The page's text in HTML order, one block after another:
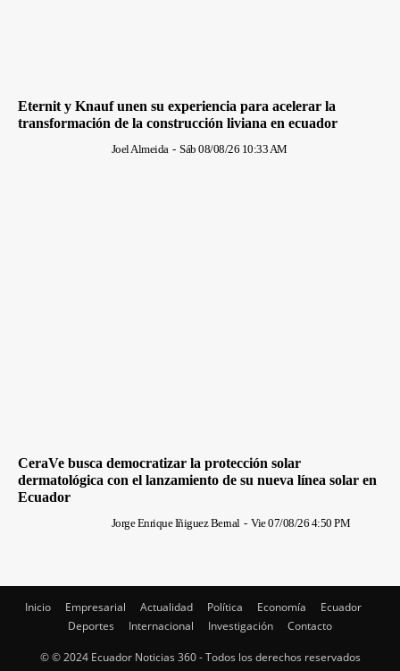
Eternit y Knauf unen su experiencia para acelerar la
transformación de la construcción liviana en ecuador
Joel Almeida - Sáb 08/08/26 10:33 AM
CeraVe busca democratizar la protección solar
dermatológica con el lanzamiento de su nueva línea solar en
Ecuador
Jorge Enrique Iñiguez Bernal - Vie 07/08/26 4:50 PM
Inicio Empresarial Actualidad Política Economía
Ecuador
Deportes
Internacional Investigación Contacto
© © 2024 Ecuador Noticias 360 - Todos los derechos reservados